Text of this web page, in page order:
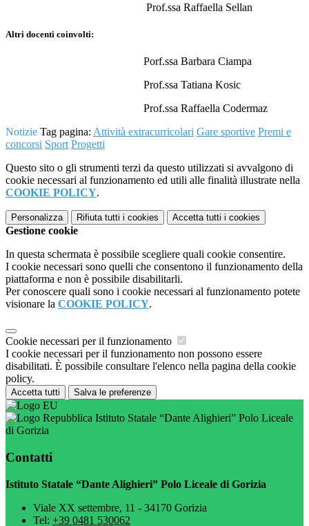
Prof.ssa Raffaella Sellan
Altri docenti coinvolti:
Porf.ssa Barbara Ciampa
Prof.ssa Tatiana Kosic
Prof.ssa Raffaella Codermaz
Notizie Tag pagina: Attività extracurricolari Gare sportive Premi e
concorsi Sport Progetti
Questo sito o gli strumenti terzi da questo utilizzati si avvalgono di
cookie necessari al funzionamento ed utili alle finalità illustrate nella
COOKIE POLICY.
Personalizza Rifiuta tutti i cookies Accetta tutti i cookies
Gestione cookie
In questa schermata è possibile scegliere quali cookie consentire.
I cookie necessari sono quelli che consentono il funzionamento della
piattaforma e non è possibile disabilitarli.
Per conoscere quali sono i cookie necessari al funzionamento potete
visionare la COOKIE POLICY.
Cookie necessari per il funzionamento
I cookie necessari per il funzionamento non possono essere
disabilitati. È possibile consultare l'elenco nella pagina della cookie
policy.
Accetta tutti Salva le preferenze
Istituto Statale “Dante Alighieri” Polo Liceale
di Gorizia
Contatti
Istituto Statale “Dante Alighieri” Polo Liceale di Gorizia
Viale XX settembre, 11 - 34170 Gorizia
Tel: +39 0481 530062